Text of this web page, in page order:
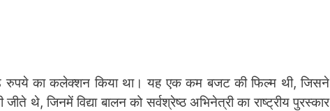
रुपये का कलेक्शन किया था। यह एक कम बजट की फिल्म थी, जिसने
थे, जिनमें विद्या बालन को सर्वश्रेष्ठ अभिनेत्री का राष्ट्रीय पुरस्कार